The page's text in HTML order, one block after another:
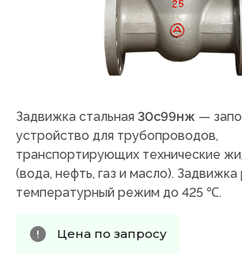
Задвижка стальная 30с99нж —
устройство для трубопроводов,
транспортирующих технические
(вода, нефть, газ и масло). Задвижка
температурный режим до 425 ℃.
Цена по запросу